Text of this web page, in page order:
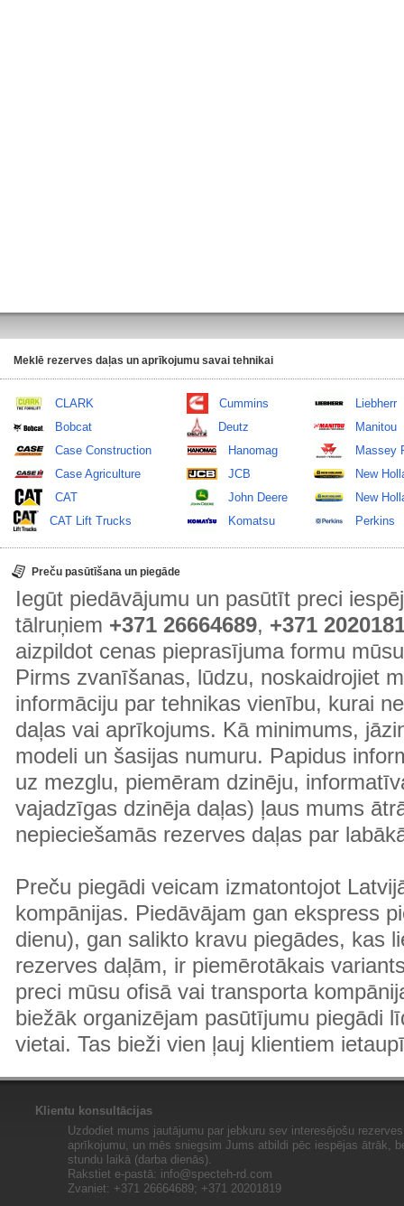
Meklē rezerves daļas un aprīkojumu savai tehnikai
CLARK
Bobcat
Case Construction
Case Agriculture
CAT
CAT Lift Trucks
Cummins
Deutz
Hanomag
JCB
John Deere
Komatsu
Liebherr
Manitou
Massey
New
New
Perkins
Preču pasūtīšana un piegāde
Iegūt piedāvājumu un pasūtīt preci
tālruņiem +371 26664689, +371
aizpildot cenas pieprasījuma formu
Pirms zvanīšanas, lūdzu, noskaidrojiet
informāciju par tehnikas vienību, kurai
daļas vai aprīkojums. Kā minimums,
modeli un šasijas numuru. Papidus
uz mezglu, piemēram dzinēju,
vajadzīgas dzinēja daļas) ļaus mums
nepieciešamās rezerves daļas par
Preču piegādi veicam izmatontojot
kompānijas. Piedāvājam gan ekspress
dienu), gan salikto kravu piegādes, kas
rezerves daļām, ir piemērotākais
preci mūsu ofisā vai transporta
biežāk organizējam pasūtījumu piegādi
vietai. Tas bieži vien ļauj klientiem
Klientu konsultācijas
Uzdodiet mums jautājumu par jebkuru sev interesējošu
aprīkojumu, un mēs sniegsim Jums atbildi pēc iespējas ātrāk,
stundu laikā (darba dienās).
Rakstiet e-pastā: info@specteh-rd.com
Zvaniet: +371 26664689; +371 20201819